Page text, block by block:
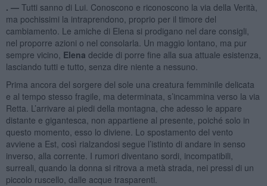
. — Tutti sanno di Lui. Conoscono e riconoscono la via della Verità,
ma pochissimi la intraprendono, proprio per il timore del
cambiamento. Le amiche di Elena si prodigano nel dare consigli,
nel proporre azioni o nel consolarla. Un maggio lontano, ma pur
sempre vicino, Elena decide di porre fine alla sua attuale esistenza,
lasciando tutti e tutto, senza dire niente a nessuno.
Prima ancora del sorgere del sole una creatura femminile delicata
e al tempo stesso fragile, ma determinata, s’incammina verso la via
Retta. L’arrivare ai piedi della montagna, che adesso le appare
distante e gigantesca, non appartiene al presente, poiché solo in
questo momento, esso lo diviene. Lo spostamento del vento
avviene a Est, così rialzandosi segue l’istinto di andare in senso
inverso, alla corrente. I rumori diventano sordi, incompatibili,
surreali, quando la donna si ritrova a metà strada, nei pressi di un
piccolo ruscello, dalle acque trasparenti.